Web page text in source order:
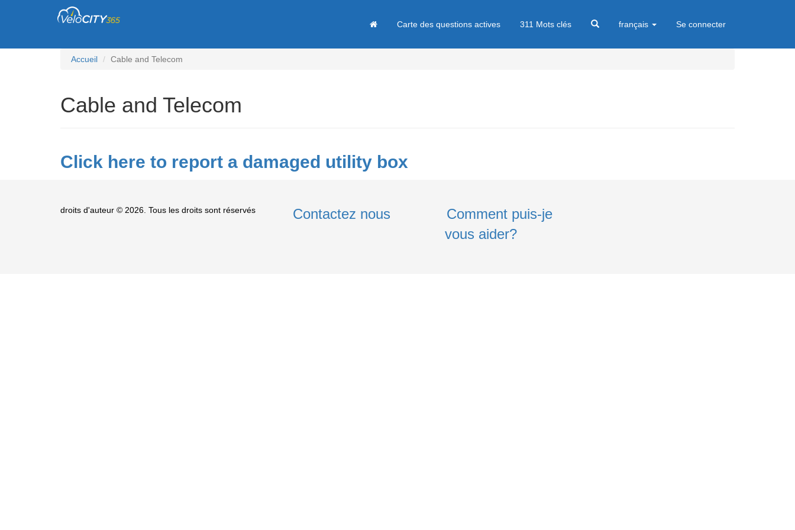
Carte des questions actives 311 Mots clés français Se connecter
Accueil Cable and Telecom
Cable and Telecom
Click here to report a damaged utility box
droits d'auteur © 2026. Tous les droits sont réservés Contactez nous
Comment puis-je
vous aider?